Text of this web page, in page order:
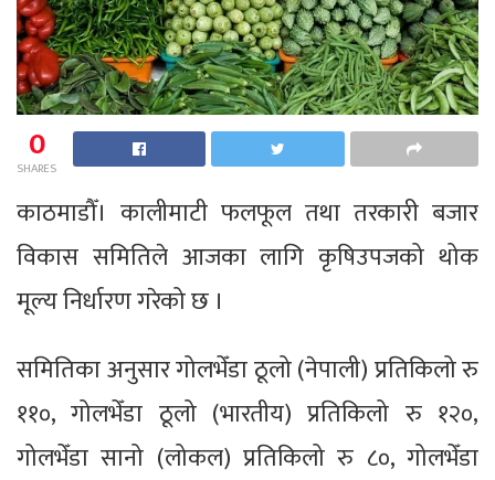
0
SHARES
काठमाडौँ। कालीमाटी फलफूल तथा तरकारी बजार
विकास समितिले आजका लागि कृषिउपजको थोक
मूल्य निर्धारण गरेको छ ।
समितिका अनुसार गोलभेँडा ठूलो (नेपाली) प्रतिकिलो रु
११०, गोलभेँडा ठूलो (भारतीय) प्रतिकिलो रु १२०,
गोलभेँडा सानो (लोकल) प्रतिकिलो रु ८०, गोलभेँडा